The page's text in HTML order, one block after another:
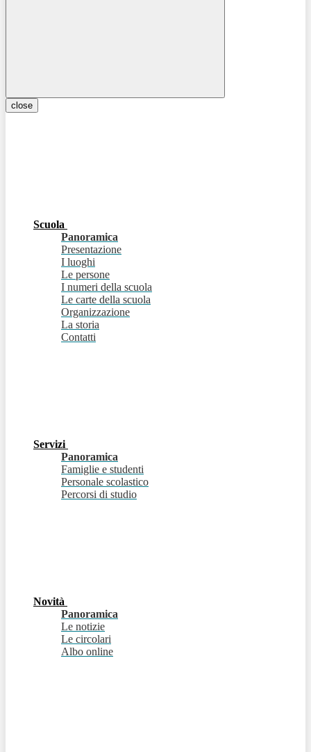
close
Scuola
Panoramica
Presentazione
I luoghi
Le persone
I numeri della scuola
Le carte della scuola
Organizzazione
La storia
Contatti
Servizi
Panoramica
Famiglie e studenti
Personale scolastico
Percorsi di studio
Novità
Panoramica
Le notizie
Le circolari
Albo online